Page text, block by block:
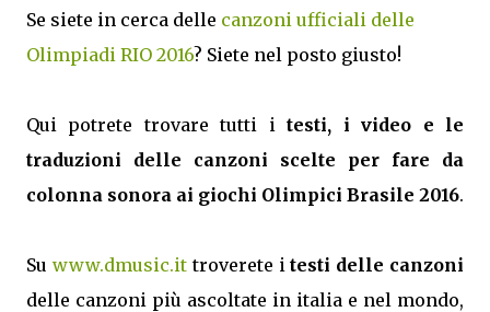
Se siete in cerca delle canzoni ufficiali delle
Olimpiadi RIO 2016? Siete nel posto giusto!
Qui potrete trovare tutti itesti, i video e le
traduzioni delle canzoni scelte per fare da
colonna sonora ai giochi Olimpici Brasile 2016.
Su www.dmusic.ittroverete itesti delle canzoni
delle canzoni più ascoltate in italia e nel mondo,